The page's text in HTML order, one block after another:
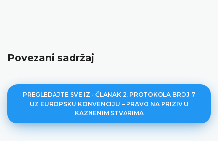
Povezani sadržaj
PREGLEDAJTE SVE IZ - ČLANAK 2. PROTOKOLA BROJ 7
UZ EUROPSKU KONVENCIJU – PRAVO NA PRIZIV U
KAZNENIM STVARIMA